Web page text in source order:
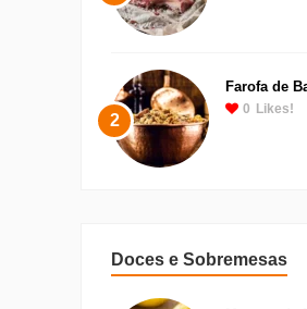
2
Farofa de
0 Likes!
Doces e Sobremesas